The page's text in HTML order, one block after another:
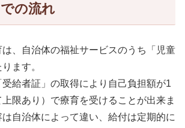
の流れ
、自治体の福祉サービスのうち「児童
ます。
給者証」の取得により自己負担額が1
限あり）で療育を受けることが出来ま
自治体によって違い、給付は定期的に